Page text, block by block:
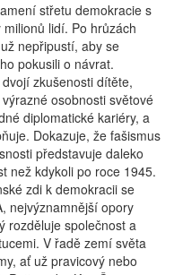
střetu demokracie s
lidí. Po hrůzách
nepřipustí, aby se
pokusili o návrat.
zkušenosti dítěte,
osobnosti světové
diplomatické kariéry, a
Dokazuje, že fašismus
představuje daleko
než kdykoli po roce 1945.
zdi k demokracii se
nejvýznamnější opory
rozděluje společnost a
V řadě zemí světa
ať už pravicový nebo